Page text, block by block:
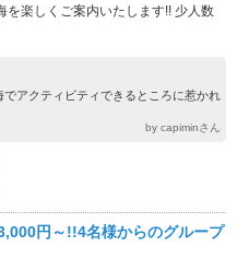
楽しくご案内いたします!! 少人数
アクティビティできるところに惹かれ
by capiminさん
円～!!4名様からのグループ